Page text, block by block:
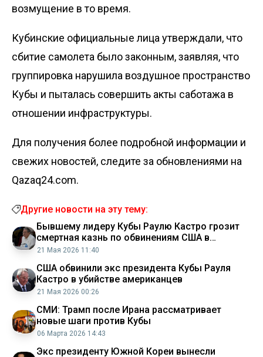
возмущение в то время.
Кубинские официальные лица утверждали, что
сбитие самолета было законным, заявляя, что
группировка нарушила воздушное пространство
Кубы и пыталась совершить акты саботажа в
отношении инфраструктуры.
Для получения более подробной информации и
свежих новостей, следите за обновлениями на
Qazaq24.com.
Другие новости на эту тему:
Бывшему лидеру Кубы Раулю Кастро грозит
смертная казнь по обвинениям США в
убийствах
21 Мая 2026 11:40
США обвинили экс президента Кубы Рауля
Кастро в убийстве американцев
21 Мая 2026 00:26
СМИ: Трамп после Ирана рассматривает
новые шаги против Кубы
06 Марта 2026 14:43
Экс президенту Южной Кореи вынесли